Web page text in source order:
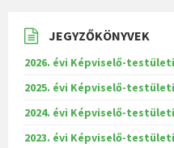
JEGYZŐKÖNYVEK
2026. évi Képviselő-
2025. évi Képviselő-
2024. évi Képviselő-
2023. évi Képviselő-